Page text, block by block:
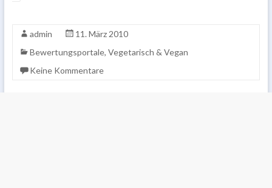
admin
11. März 2010
Bewertungsportale, Vegetarisch & Vegan
Keine Kommentare